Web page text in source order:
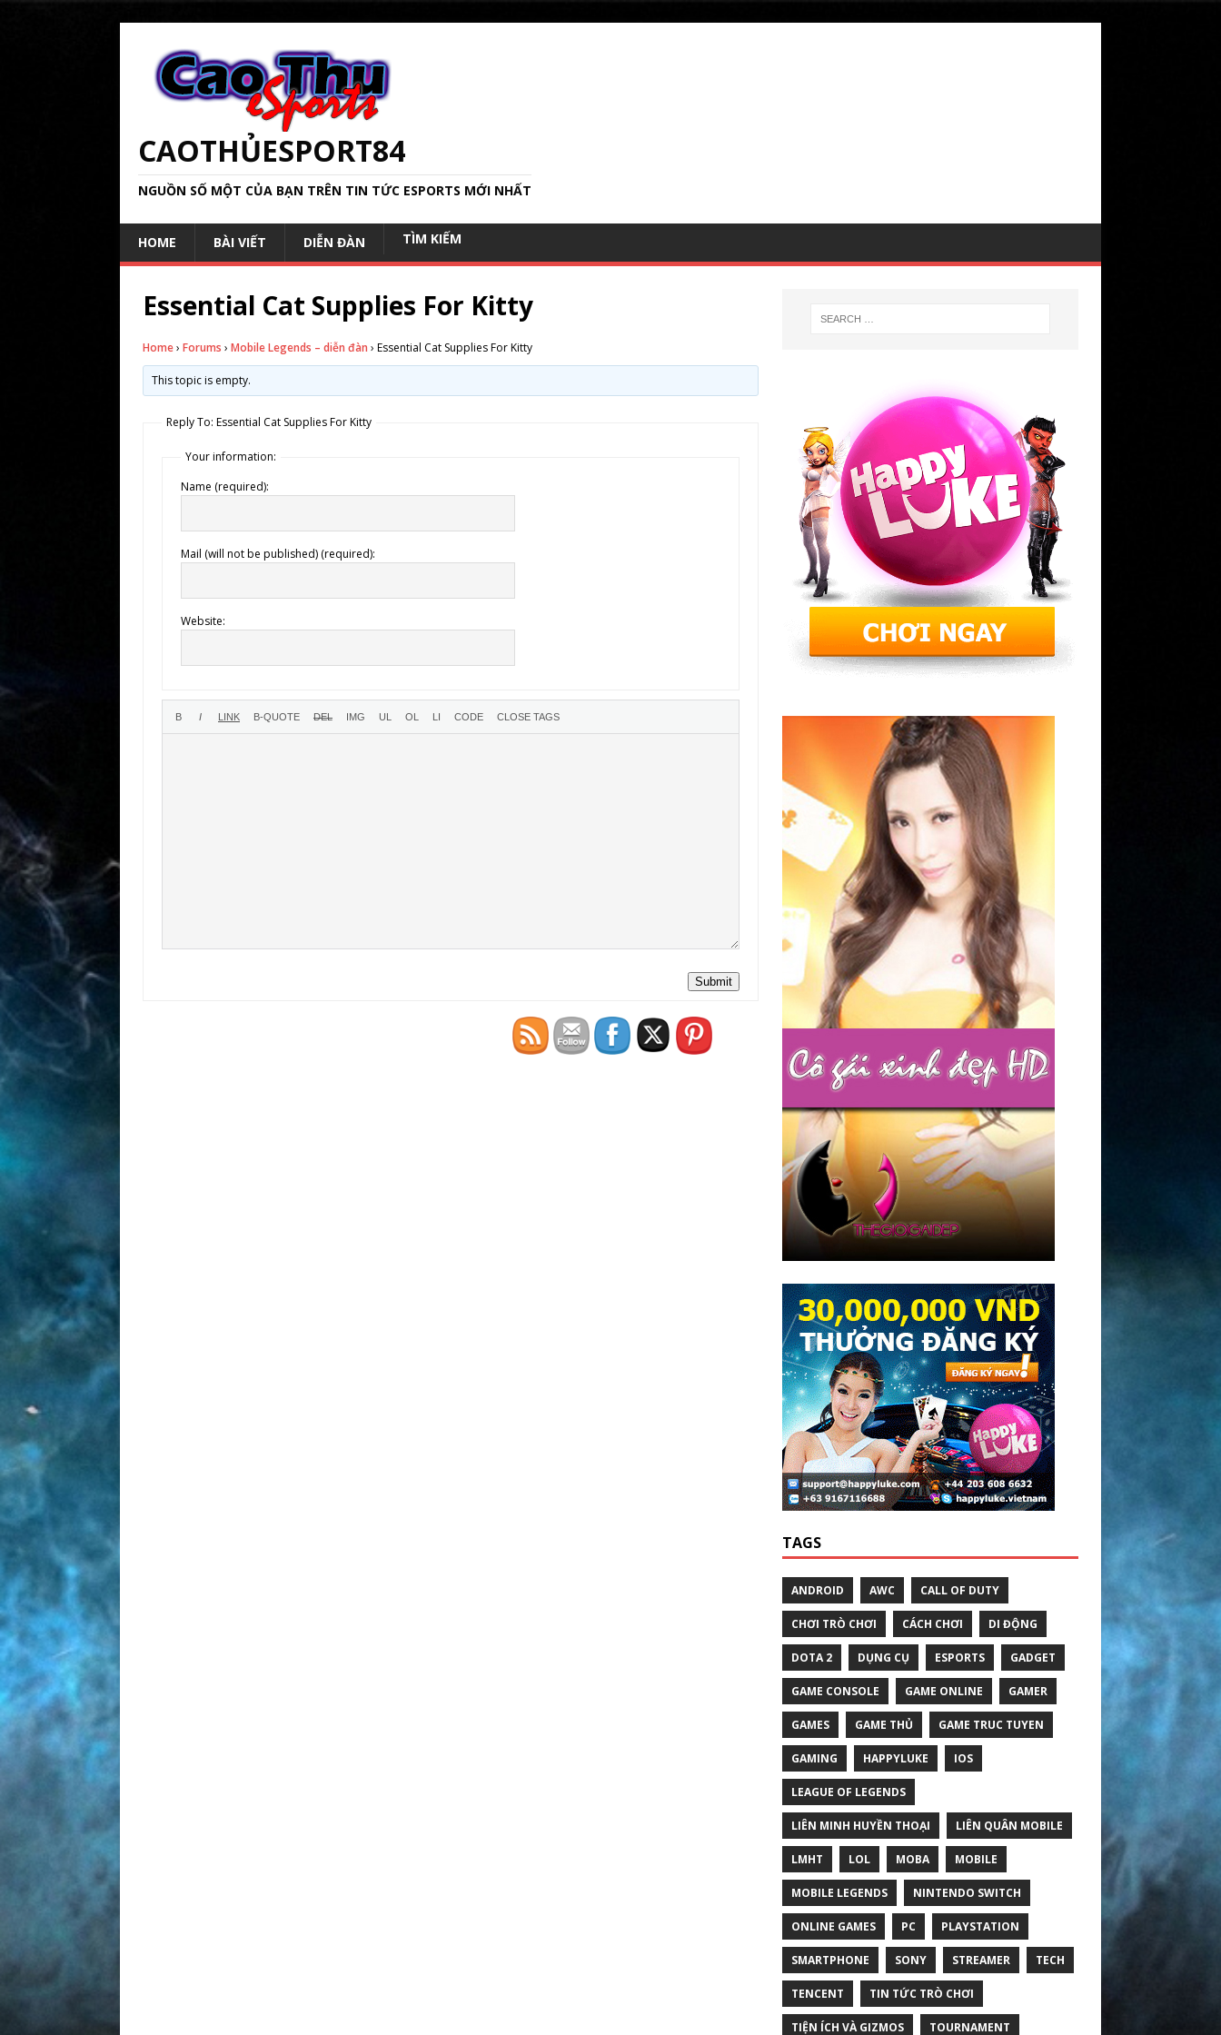
CAOTHỦESPORT84
NGUỒN SỐ MỘT CỦA BẠN TRÊN TIN TỨC ESPORTS MỚI NHẤT
HOME BÀI VIẾT DIỄN ĐÀN TÌM KIẾM
Search Button
Essential Cat Supplies For Kitty
Home› Forums › Mobile Legends – diễn đàn › Essential Cat Supplies For Kitty
This topic is empty.
Reply To: Essential Cat Supplies For Kitty
Your information:
Name (required):
Mail (will not be published) (required):
Website:
Submit
TAGS
ANDROID AWC CALL OF DUTY
CHƠI TRÒ CHƠI CÁCH CHƠI DI ĐỘNG
DOTA 2 DỤNG CỤ ESPORTS GADGET
GAME CONSOLE GAME ONLINE GAMER
GAMES GAME THỦ GAME TRUC TUYEN
GAMING HAPPYLUKE IOS
LEAGUE OF LEGENDS
LIÊN MINH HUYỀN THOẠI LIÊN QUÂN MOBILE
LMHT LOL MOBA MOBILE
MOBILE LEGENDS NINTENDO SWITCH
ONLINE GAMES PC PLAYSTATION
SMARTPHONE SONY STREAMER TECH
TENCENT TIN TỨC TRÒ CHƠI
TIỆN ÍCH VÀ GIZMOS TOURNAMENT